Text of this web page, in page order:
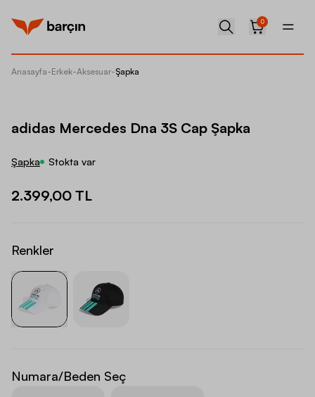
0
Anasayfa-Erkek-Aksesuar-Şapka
adidas Mercedes Dna 3S Cap Şapka
Şapka Stokta var
2.399,00 TL
Renkler
Numara/Beden Seç